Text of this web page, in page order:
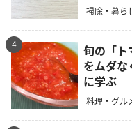
掃除・暮ら
4
旬の「ト
をムダ
に学ぶ
料理・グル